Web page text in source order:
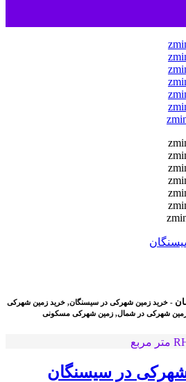
- خرید زمین شهرکی در سیسنگان, خرید زمین شهرکی
شهرکی در شمال, زمین شهرکی مسکونی
در سیسنگان